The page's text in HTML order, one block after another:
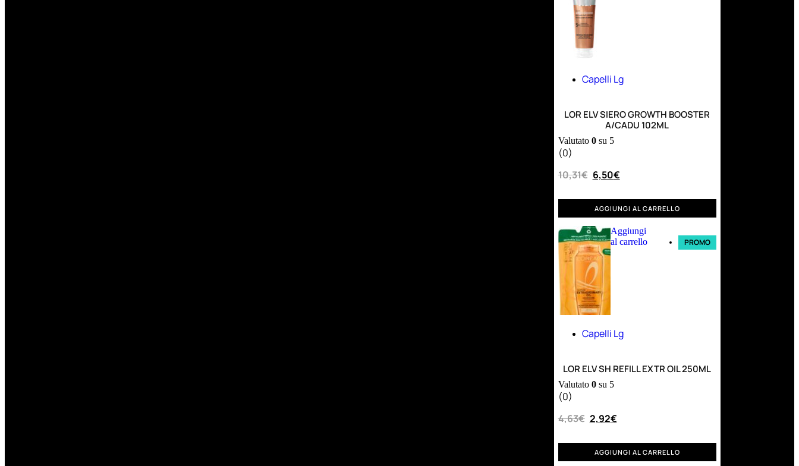
Capelli Lg
LOR ELV SIERO GROWTH BOOSTER
A/CADU 102ML
Valutato 0su 5
(0)
10,31€ 6,50€
AGGIUNGI AL CARRELLO
Aggiungi
al carrello
PROMO
Capelli Lg
LOR ELV SH REFILL EXTR OIL 250ML
Valutato 0su 5
(0)
4,63€ 2,92€
AGGIUNGI AL CARRELLO